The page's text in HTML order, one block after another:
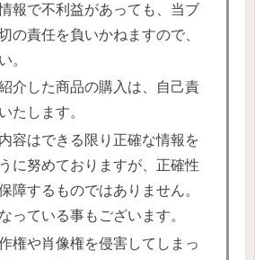
報で不利益があっても、当ブ
の責任を負いかねますので、
。
介した商品の購入は、自己責
たします。
容はできる限り正確な情報を
に努めておりますが、正確性
障するものではありません。
っている事もございます。
権や肖像権を侵害してしまっ